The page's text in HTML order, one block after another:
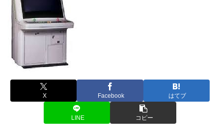
X Facebook はてブ
LINE コピー